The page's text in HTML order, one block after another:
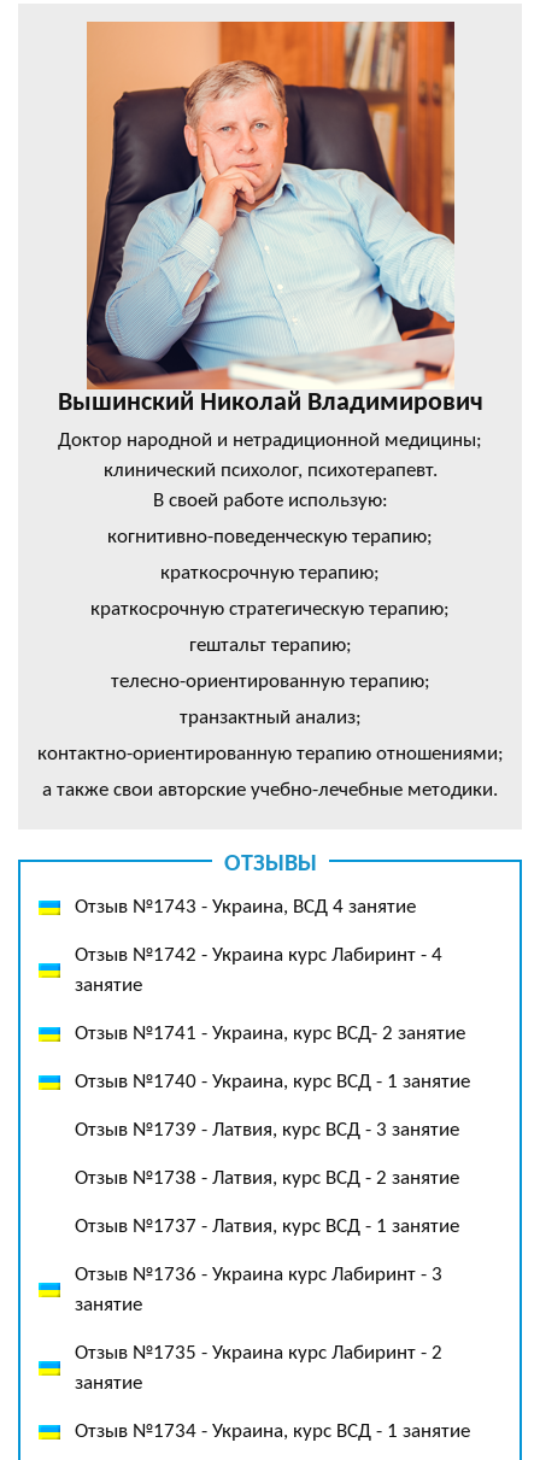
Вышинский Николай Владимирович
Доктор народной и нетрадиционной медицины;
клинический психолог, психотерапевт.
В своей работе использую:
когнитивно-поведенческую терапию;
краткосрочную терапию;
краткосрочную стратегическую терапию;
гештальт терапию;
телесно-ориентированную терапию;
транзактный анализ;
контактно-ориентированную терапию отношениями;
а также свои авторские учебно-лечебные методики.
ОТЗЫВЫ
Отзыв №1743 - Украина, ВСД 4 занятие
Отзыв №1742 - Украина курс Лабиринт - 4
занятие
Отзыв №1741 - Украина, курс ВСД- 2 занятие
Отзыв №1740 - Украина, курс ВСД - 1 занятие
Отзыв №1739 - Латвия, курс ВСД - 3 занятие
Отзыв №1738 - Латвия, курс ВСД - 2 занятие
Отзыв №1737 - Латвия, курс ВСД - 1 занятие
Отзыв №1736 - Украина курс Лабиринт - 3
занятие
Отзыв №1735 - Украина курс Лабиринт - 2
занятие
Отзыв №1734 - Украина, курс ВСД - 1 занятие